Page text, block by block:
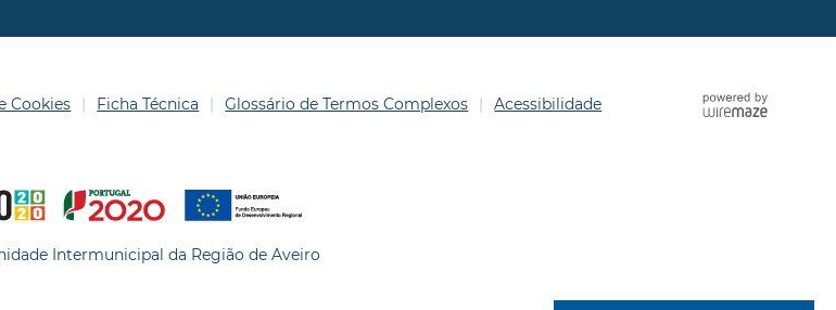
Cookies Ficha Técnica Glossário de Termos Complexos Acessibilidade
Intermunicipal da Região de Aveiro